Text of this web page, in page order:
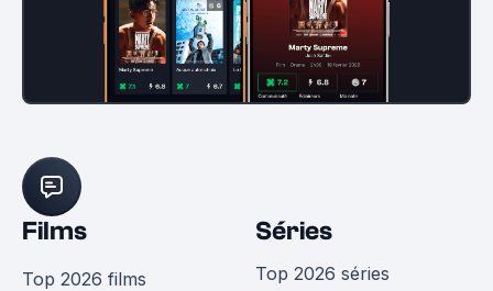
Films
Top 2026 films
Séries
Top 2026 séries